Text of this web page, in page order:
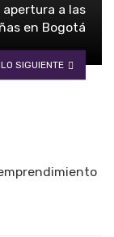
apertura a las
en Bogotá
SIGUIENTE